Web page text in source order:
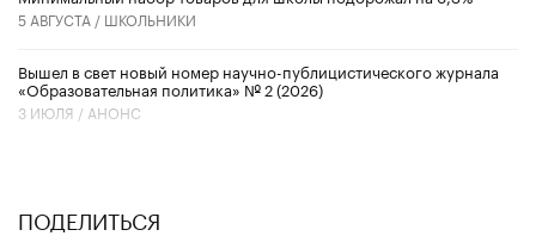
5 АВГУСТА / ШКОЛЬНИКИ
Вышел в свет новый номер научно-публицистического журнала
«Образовательная политика» № 2 (2026)
3 ИЮЛЯ / АНОНС
ПОДЕЛИТЬСЯ